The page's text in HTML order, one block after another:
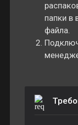
папки в
файла.